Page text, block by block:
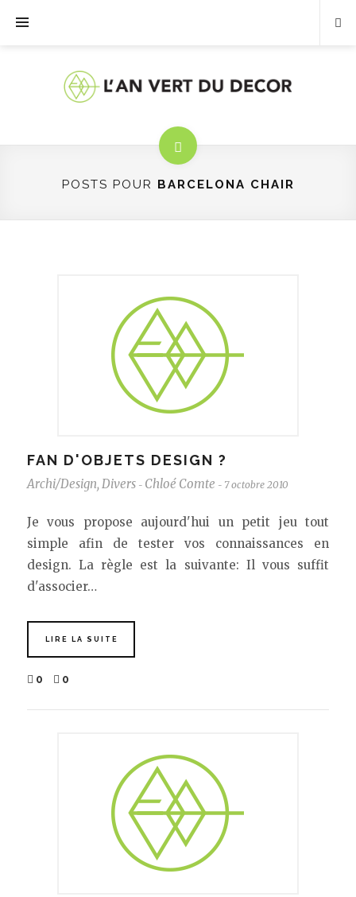
POSTS POUR BARCELONA CHAIR
FAN D'OBJETS DESIGN ?
Archi/Design, Divers - Chloé Comte - 7 octobre 2010
Je vous propose aujourd'hui un petit jeu tout
simple afin de tester vos connaissances en
design. La règle est la suivante: Il vous suffit
d'associer…
LIRE LA SUITE
0 0